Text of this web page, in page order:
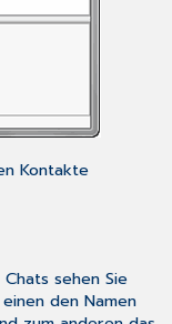
Kontakte
sehen Sie
einen denNamen